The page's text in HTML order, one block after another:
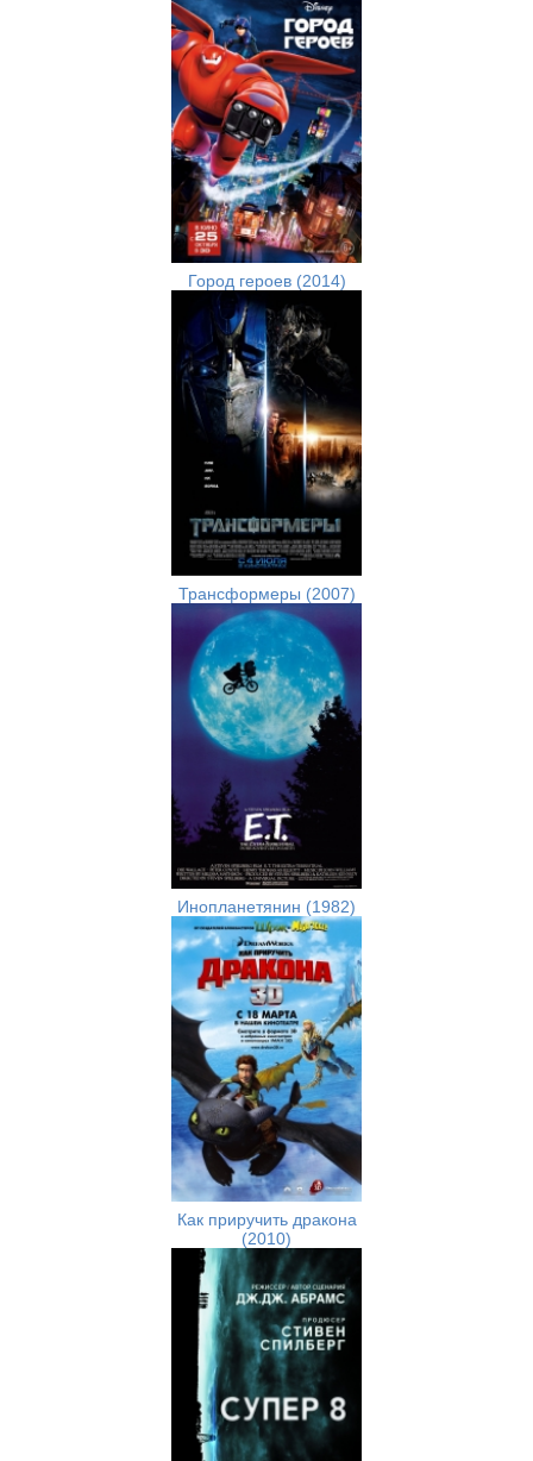
Город героев (2014)
Трансформеры (2007)
Инопланетянин (1982)
Как приручить дракона
(2010)